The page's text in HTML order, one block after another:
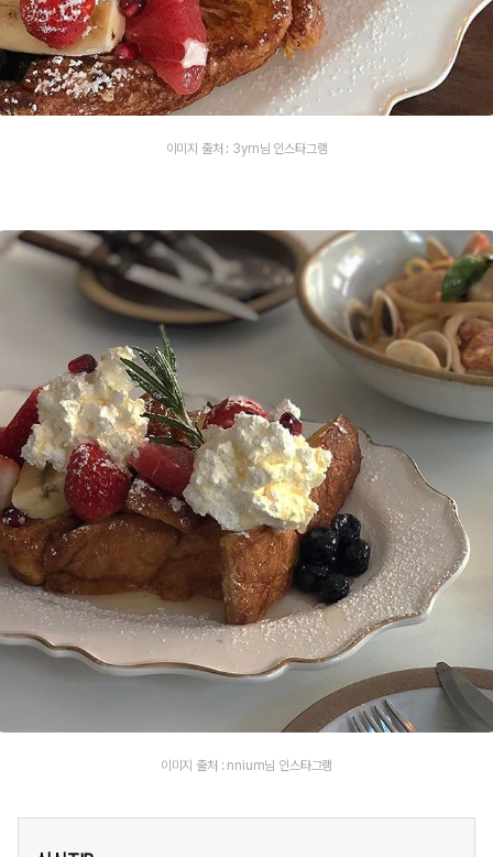
이미지 출처 : 3yrn님 인스타그램
이미지 출처 : nnium님 인스타그램